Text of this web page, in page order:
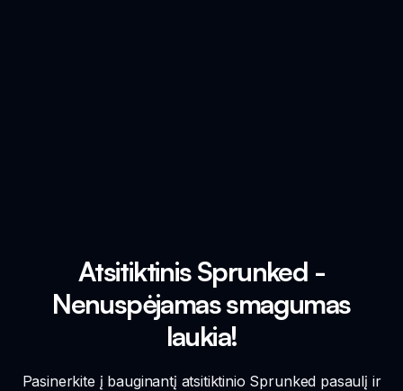
Atsitiktinis Sprunked -
Nenuspėjamas smagumas
laukia!
Pasinerkite į bauginantį atsitiktinio Sprunked pasaulį ir